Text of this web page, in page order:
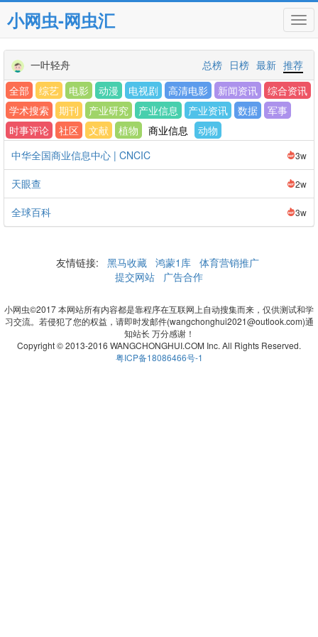
小网虫-网虫汇
一叶轻舟 推荐
最新
日榜
总榜
全部
综艺 电影 动漫 电视剧 高清电影 新闻资讯
综合资讯
学术搜索
期刊 产业研究 产业信息 产业资讯 数据
军事
时事评论
社区 文献 植物 商业信息
动物
中华全国商业信息中心 | CNCIC
3w
天眼查 2w
全球百科 3w
友情链接: 黑马收藏 鸿蒙1库 体育营销推广
提交网站
广告合作
小网虫©2017 本网站所有内容都是靠程序在互联网上自动搜集而来，仅供测试和学
习交流。若侵犯了您的权益，请即时发邮件(wangchonghui2021@outlook.com)通
知站长 万分感谢！
Copyright © 2013-2016 WANGCHONGHUI.COM Inc. All Rights Reserved.
粤ICP备18086466号-1